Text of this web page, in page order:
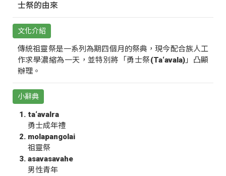
士祭的由來
文化介紹
傳統祖靈祭是一系列為期四個月的祭典，現今配合族人工
作求學濃縮為一天，並特別將「勇士祭(Ta‘avala)」凸顯
辦理。
小辭典
ta‘avalra
勇士成年禮
molapangolai
祖靈祭
asavasavahe
男性青年